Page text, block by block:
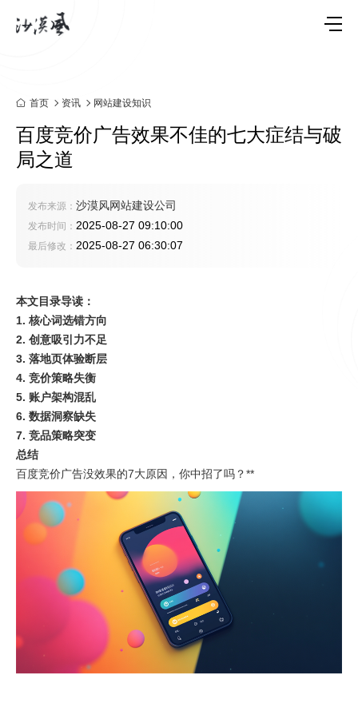
首页 资讯 网站建设知识
百度竞价广告效果不佳的七大症结与破
局之道
发布来源： 沙漠风网站建设公司
发布时间： 2025-08-27 09:10:00
最后修改： 2025-08-27 06:30:07
本文目录导读：
1. 核心词选错方向
2. 创意吸引力不足
3. 落地页体验断层
4. 竞价策略失衡
5. 账户架构混乱
6. 数据洞察缺失
7. 竞品策略突变
总结
百度竞价广告没效果的7大原因，你中招了吗？**